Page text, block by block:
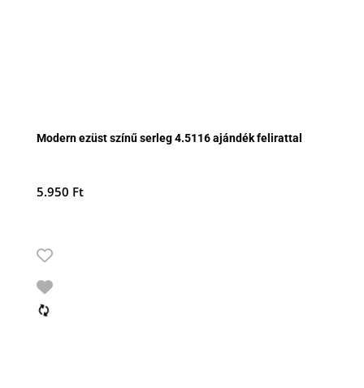
Modern ezüst színű serleg 4.5116 ajándék felirattal
5.950 Ft